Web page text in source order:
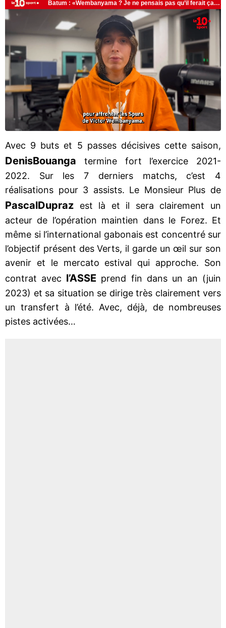
Avec 9 buts et 5 passes décisives cette saison,
DenisBouanga termine fort l’exercice 2021-
2022. Sur les 7 derniers matchs, c’est 4
réalisations pour 3 assists. Le Monsieur Plus de
PascalDupraz est là et il sera clairement un
acteur de l’opération maintien dans le Forez. Et
même si l’international gabonais est concentré sur
l’objectif présent des Verts, il garde un œil sur son
avenir et le mercato estival qui approche. Son
contrat avec l’ASSE prend fin dans un an (juin
2023) et sa situation se dirige très clairement vers
un transfert à l’été. Avec, déjà, de nombreuses
pistes activées…